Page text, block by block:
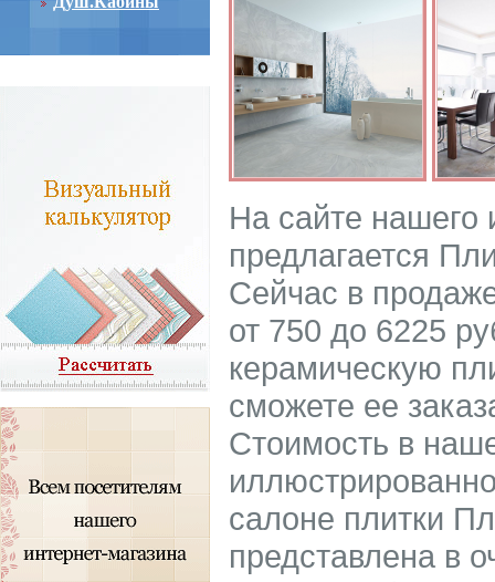
На сайте нашего
предлагается
Сейчас в
от 750 до 6225
керамическую
сможете ее
Стоимость в
салоне плитки
представлена в